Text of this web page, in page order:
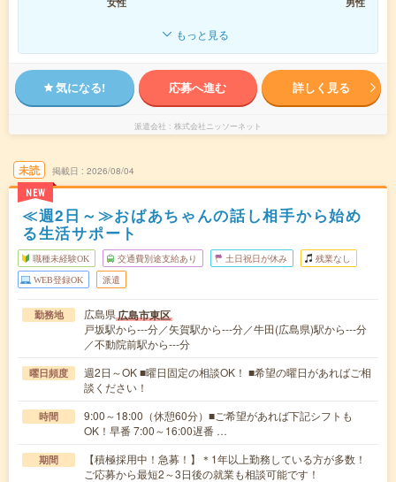
もっと見る
気になる! 応募へ進む 詳しく見る
派遣会社 株式会社ニッソーネット
未読
NEW
掲載日 2026/08/04
≪週2日～≫おばあちゃんの話し相手から始め
る生活サポート
職種未経験OK 交通費別途支給あり 土日祝日が休み 残業なし
WEB登録OK 派遣
勤務地 広島県広島市東区
戸坂駅から---分／矢賀駅から---分／牛田(広島県)駅から---分
／不動院前駅から---分
曜日頻度
週2日～OK ■曜日固定の相談OK！ ■希望の曜日があればご相
談ください！
時間
9:00～18:00（休憩60分）■ご希望があれば下記シフトも
OK！早番 7:00～16:00遅番 …
期間
【積極採用中！急募！】＊1年以上勤務している方が多数！
ご応募から最短2～3日後の就業も相談可能です！